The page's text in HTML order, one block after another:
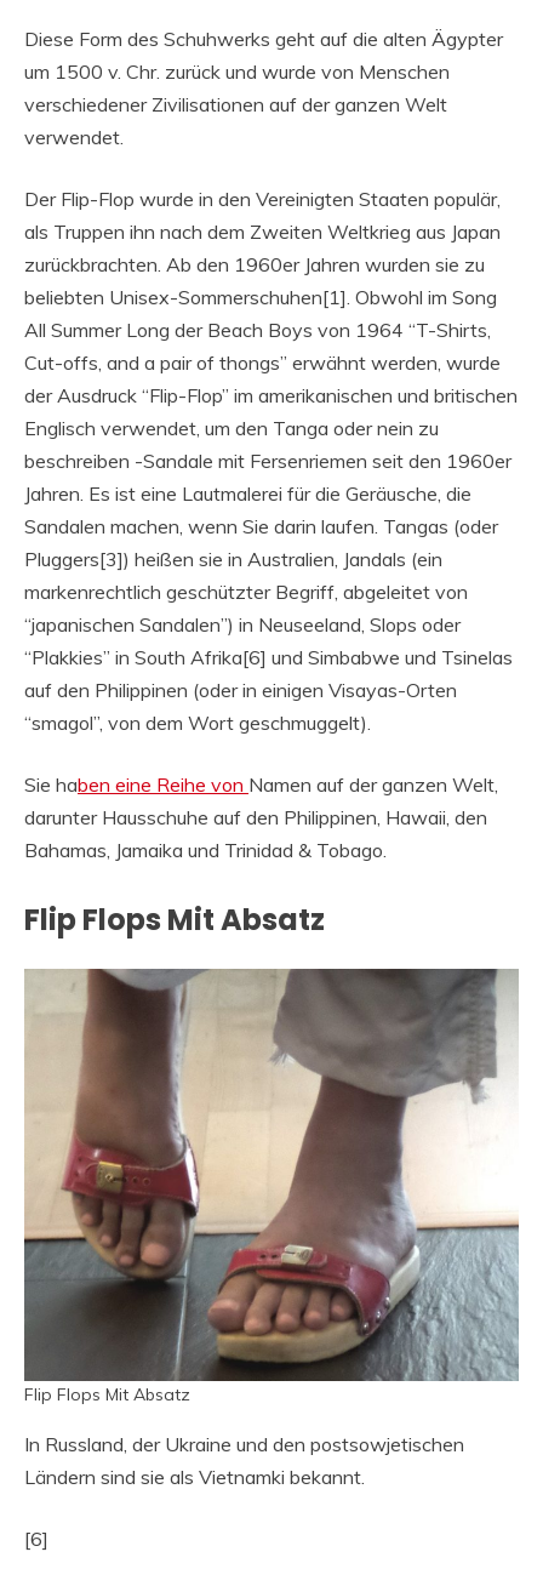
Diese Form des Schuhwerks geht auf die alten Ägypter
um 1500 v. Chr. zurück und wurde von Menschen
verschiedener Zivilisationen auf der ganzen Welt
verwendet.
Der Flip-Flop wurde in den Vereinigten Staaten populär,
als Truppen ihn nach dem Zweiten Weltkrieg aus Japan
zurückbrachten. Ab den 1960er Jahren wurden sie zu
beliebten Unisex-Sommerschuhen[1]. Obwohl im Song
All Summer Long der Beach Boys von 1964 “T-Shirts,
Cut-offs, and a pair of thongs” erwähnt werden, wurde
der Ausdruck “Flip-Flop” im amerikanischen und britischen
Englisch verwendet, um den Tanga oder nein zu
beschreiben -Sandale mit Fersenriemen seit den 1960er
Jahren. Es ist eine Lautmalerei für die Geräusche, die
Sandalen machen, wenn Sie darin laufen. Tangas (oder
Pluggers[3]) heißen sie in Australien, Jandals (ein
markenrechtlich geschützter Begriff, abgeleitet von
“japanischen Sandalen”) in Neuseeland, Slops oder
“Plakkies” in South Afrika[6] und Simbabwe und Tsinelas
auf den Philippinen (oder in einigen Visayas-Orten
“smagol”, von dem Wort geschmuggelt).
Sie haben eine Reihe von Namen auf der ganzen Welt,
darunter Hausschuhe auf den Philippinen, Hawaii, den
Bahamas, Jamaika und Trinidad & Tobago.
Flip Flops Mit Absatz
Flip Flops Mit Absatz
In Russland, der Ukraine und den postsowjetischen
Ländern sind sie als Vietnamki bekannt.
[6]